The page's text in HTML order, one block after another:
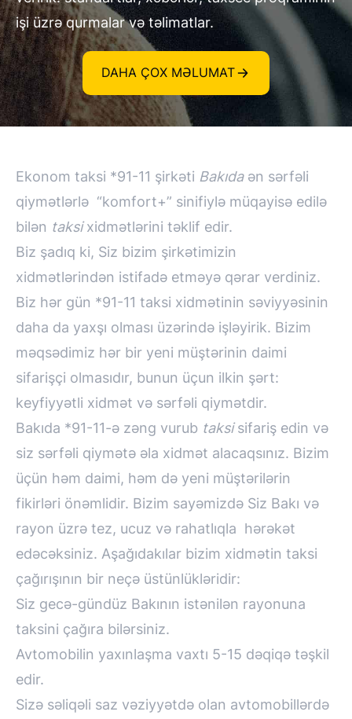
işi üzrə qurmalar və təlimatlar.
DAHA ÇOX MƏLUMAT
Ekonom taksi *91-11 şirkəti Bakıdaən sərfəli
qiymətlərlə “komfort+” sinifiylə müqayisə edilə
bilən taksixidmətlərini təklif edir.
Biz şadıq ki, Siz bizim şirkətimizin
xidmətlərindən istifadə etməyə qərar verdiniz.
Biz hər gün *91-11 taksi xidmətinin səviyyəsinin
daha da yaxşı olması üzərində işləyirik. Bizim
məqsədimiz hər bir yeni müştərinin daimi
sifarişçi olmasıdır, bunun üçun ilkin şərt:
keyfiyyətli xidmət və sərfəli qiymətdir.
Bakıda *91-11-ə zəng vurub taksisifariş edin və
siz sərfəli qiymətə əla xidmət alacaqsınız. Bizim
üçün həm daimi, həm də yeni müştərilərin
fikirləri önəmlidir. Bizim sayəmizdə Siz Bakı və
rayon üzrə tez, ucuz və rahatlıqla hərəkət
edəcəksiniz. Aşağıdakılar bizim xidmətin taksi
çağırışının bir neçə üstünlükləridir:
Siz gecə-gündüz Bakının istənilən rayonuna
taksini çağıra bilərsiniz.
Avtomobilin yaxınlaşma vaxtı 5-15 dəqiqə təşkil
edir.
Sizə səliqəli saz vəziyyətdə olan avtomobillərdə